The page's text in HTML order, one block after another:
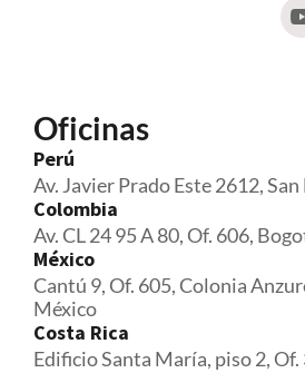
Oficinas
Perú
Av. Javier Prado Este 2612,
Colombia
Av. CL 24 95 A 80, Of. 606,
México
Cantú 9, Of. 605, Colonia
México
Costa Rica
Edificio Santa María, piso 2, Of.